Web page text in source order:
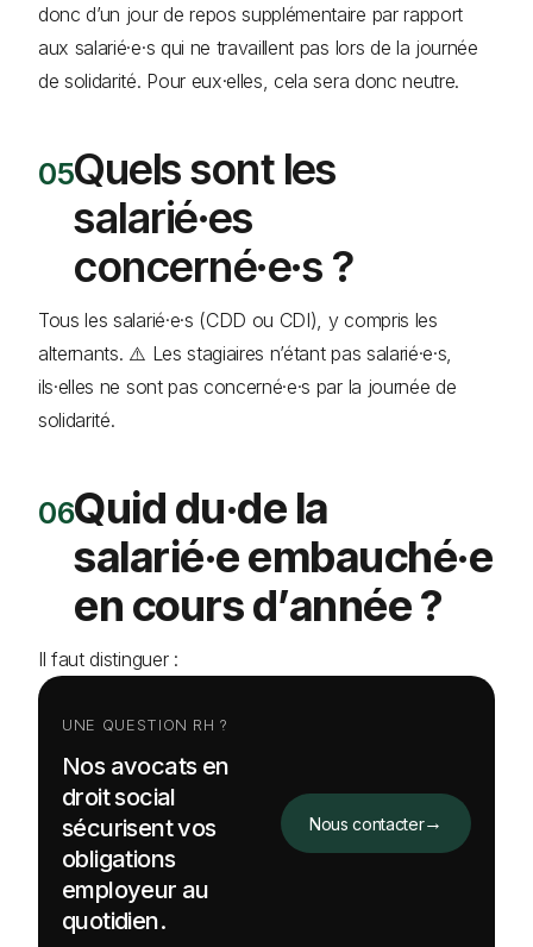
donc d’un jour de repos supplémentaire par rapport
aux salarié·e·s qui ne travaillent pas lors de la journée
de solidarité. Pour eux·elles, cela sera donc neutre.
Quels sont les
salarié·es
concerné·e·s ?
Tous les salarié·e·s (CDD ou CDI), y compris les
alternants. ⚠️ Les stagiaires n’étant pas salarié·e·s,
ils·elles ne sont pas concerné·e·s par la journée de
solidarité.
Quid du·de la
salarié·e embauché·e
en cours d’année ?
Il faut distinguer :
UNE QUESTION RH ?
Nos avocats en
droit social
sécurisent vos
obligations
employeur au
quotidien.
Nous contacter→